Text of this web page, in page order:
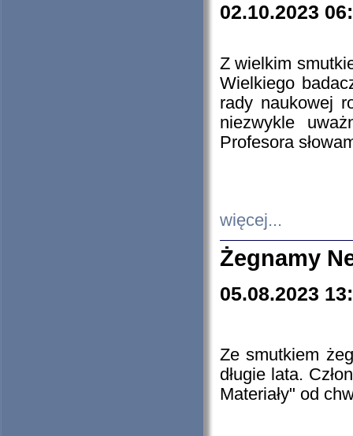
02.10.2023
Z wielkim
Wielkiego
rady naukowej
niezwykle
Profesora
więcej...
Żegnamy
05.08.2023
Ze smutkiem
długie lata.
Materiały" od